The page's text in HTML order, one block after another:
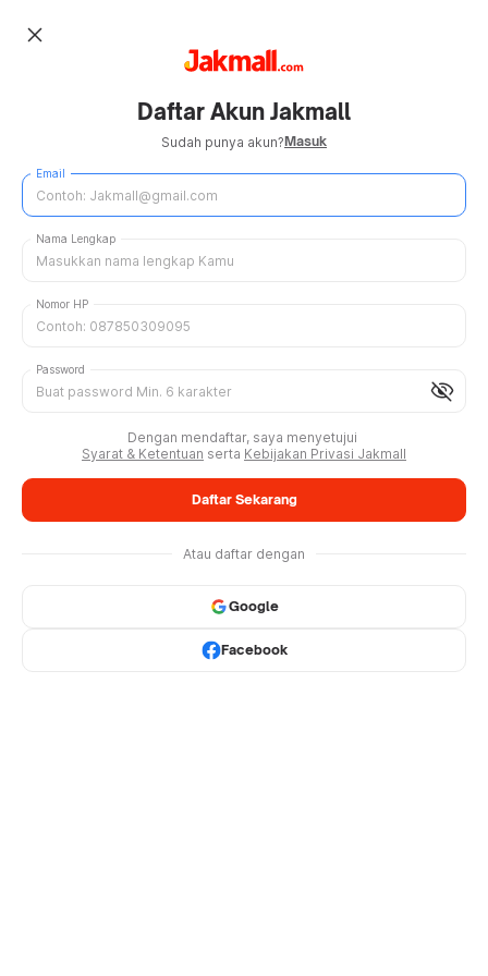
close
Daftar Akun Jakmall
Sudah punya akun?Masuk
Email
Nama Lengkap
Nomor HP
visibility_off
Password
Dengan mendaftar, saya menyetujui
Syarat & Ketentuan serta Kebijakan Privasi Jakmall
Daftar Sekarang
Atau daftar dengan
Google
Facebook